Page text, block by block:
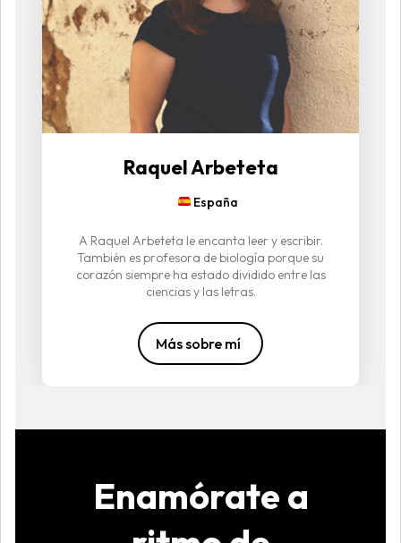
Raquel Arbeteta
España
A Raquel Arbeteta le encanta leer y escribir.
También es profesora de biología porque su
corazón siempre ha estado dividido entre las
ciencias y las letras.
Más sobre mí
Enamórate a